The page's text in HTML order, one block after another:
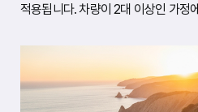
보
험
범
가
부
적용됩니다. 차량이 2대 이상인 가정